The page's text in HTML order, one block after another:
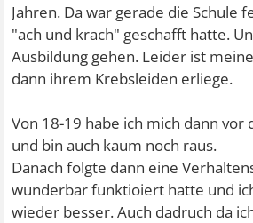
Jahren. Da war gerade die Schule
"ach und krach" geschafft hatte.
Ausbildung gehen. Leider ist
dann ihrem Krebsleiden erliege.
Von 18-19 habe ich mich dann
und bin auch kaum noch raus.
Danach folgte dann eine
wunderbar funktioiert hatte und
wieder besser. Auch dadruch da